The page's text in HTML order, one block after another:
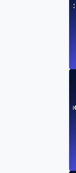
API en tiempo
Traffic